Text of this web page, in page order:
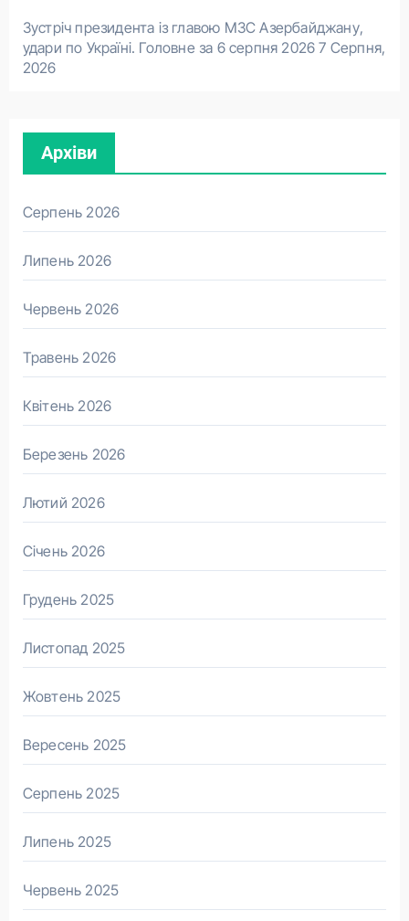
Зустріч президента із главою МЗС Азербайджану,
удари по Україні. Головне за 6 серпня 2026 7 Серпня,
2026
Архіви
Серпень 2026
Липень 2026
Червень 2026
Травень 2026
Квітень 2026
Березень 2026
Лютий 2026
Січень 2026
Грудень 2025
Листопад 2025
Жовтень 2025
Вересень 2025
Серпень 2025
Липень 2025
Червень 2025